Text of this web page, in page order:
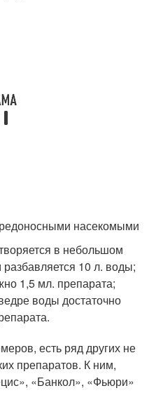
насекомыми
в небольшом
разбавляется 10 л. воды;
1,5 мл. препарата;
воды достаточно
есть ряд других не
препаратов. К ним,
«Банкол», «Фьюри»